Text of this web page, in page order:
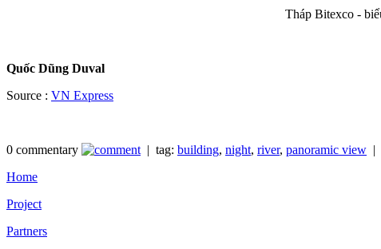
Tháp Bitexco -
Quốc Dũng Duval
Source : VN Express
0 commentary | tag: building, night, river, panoramic view |
Home
Project
Partners